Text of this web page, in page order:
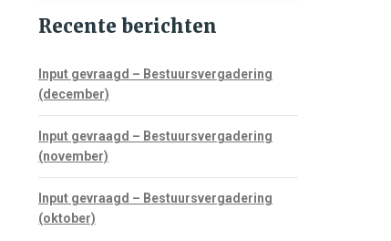
Recente berichten
Input gevraagd – Bestuursvergadering
(december)
Input gevraagd – Bestuursvergadering
(november)
Input gevraagd – Bestuursvergadering
(oktober)